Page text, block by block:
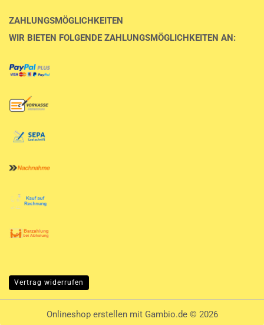
ZAHLUNGSMÖGLICHKEITEN
WIR BIETEN FOLGENDE ZAHLUNGSMÖGLICHKEITEN AN:
Vertrag widerrufen
Onlineshop erstellenmit Gambio.de © 2026